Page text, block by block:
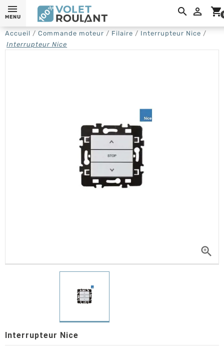
 shopping_cart
MENU
Accueil Commande moteur Filaire
Interrupteur Nice
Interrupteur Nice

Interrupteur Nice